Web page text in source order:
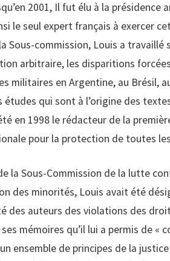
2001, Il fut élu à la présidence
le seul expert français à exercer
Sous-commission, Louis a
arbitraire, les disparitions
militaires en Argentine, au Brésil,
études qui sont à l’origine des
en 1998 le rédacteur de la
pour la protection de toutes
la Sous-Commission de la lutte
des minorités, Louis avait été
des auteurs des violations des
mémoires qu’il lui a permis de «
ensemble de principes de la